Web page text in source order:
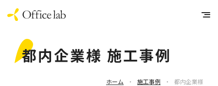
都内企業様 施工事例
ホーム ・ 施工事例 ・ 都内企業様